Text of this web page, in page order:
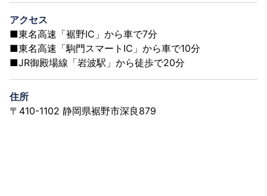
アクセス
■東名高速「裾野IC」から車で7分
■東名高速「駒門スマートIC」から車で10分
■JR御殿場線「岩波駅」から徒歩で20分
住所
〒410-1102 静岡県裾野市深良879